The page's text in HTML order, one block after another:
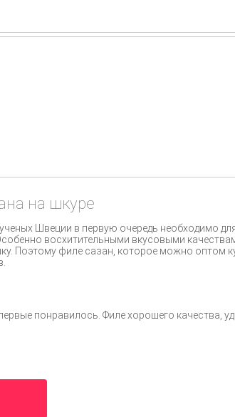
на шкуре
Швеции в первую очередь необходимо
восхитительными вкусовыми
Поэтому филе сазан, которое можно оптом
понравилось. Филе хорошего качества,